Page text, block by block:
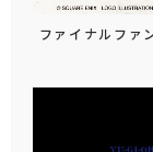
ファイナルファ